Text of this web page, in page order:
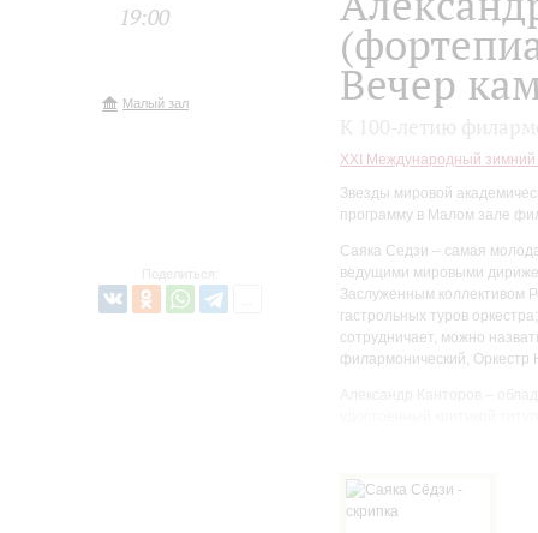
19:00
Малый зал
Поделиться:
Вечер
XXI Международный
Звезды мировой
программу в Малом зале
Саяка Седзи – самая
ведущими мировыми
Заслуженным коллективом
гастрольных туров
сотрудничает, можно
филармонический, Оркестр
на таких престижных
2021 Александр Канторов